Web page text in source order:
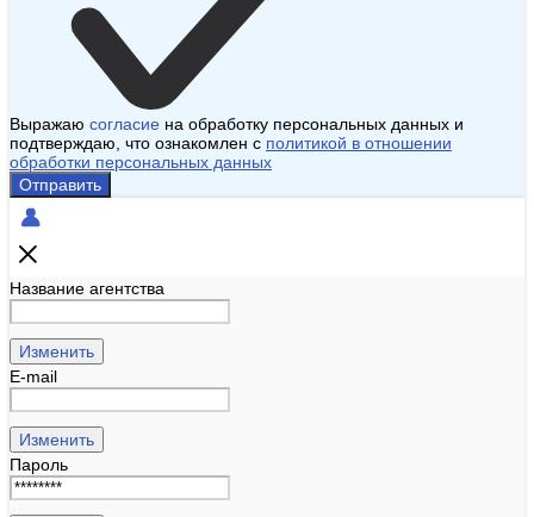
Выражаю согласие на обработку персональных данных и
подтверждаю, что ознакомлен с политикой в отношении
обработки персональных данных
Отправить
Название агентства
Изменить
E-mail
Изменить
Пароль